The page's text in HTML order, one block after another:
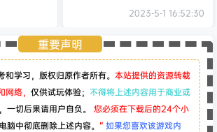
2023-5-1 16:52:30
重要声明
和学习，版权归原作者所有。 本站提供的资源转载
络， 仅供试玩体验； 不得将上述内容用于商业或
一切后果请用户自负。
您必须在下载后的24个小
脑中彻底删除上述内容。 “如果您喜欢该游戏内